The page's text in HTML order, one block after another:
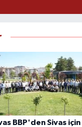
BBP'den Sivas için